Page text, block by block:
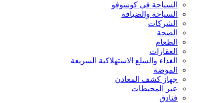
السياحة في كوسوفو
السياحة والضيافة
الشركات
الصحة
الطعام
العقارات
الغذاء والسلع الاستهلاكية السريعة
الموضة
جهاز كشف المعادن
عبر المحيطات
فنادق